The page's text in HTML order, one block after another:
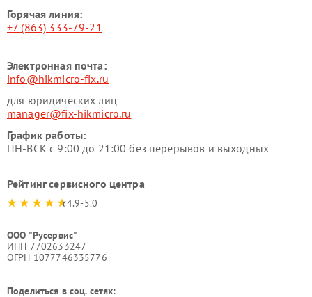
Горячая линия:
+7 (863) 333-79-21
Электронная почта:
info@hikmicro-fix.ru
для юридических лиц
manager@fix-hikmicro.ru
График работы:
ПН-ВСК с 9:00 до 21:00 без перерывов и выходных
Рейтинг сервисного центра
4.9-5.0
ООО "Русервис"
ИНН 7702633247
ОГРН 1077746335776
Поделиться в соц. сетях: